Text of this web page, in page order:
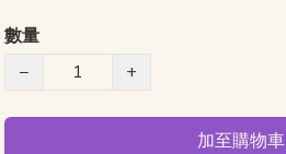
數量
−
+
加至購物車